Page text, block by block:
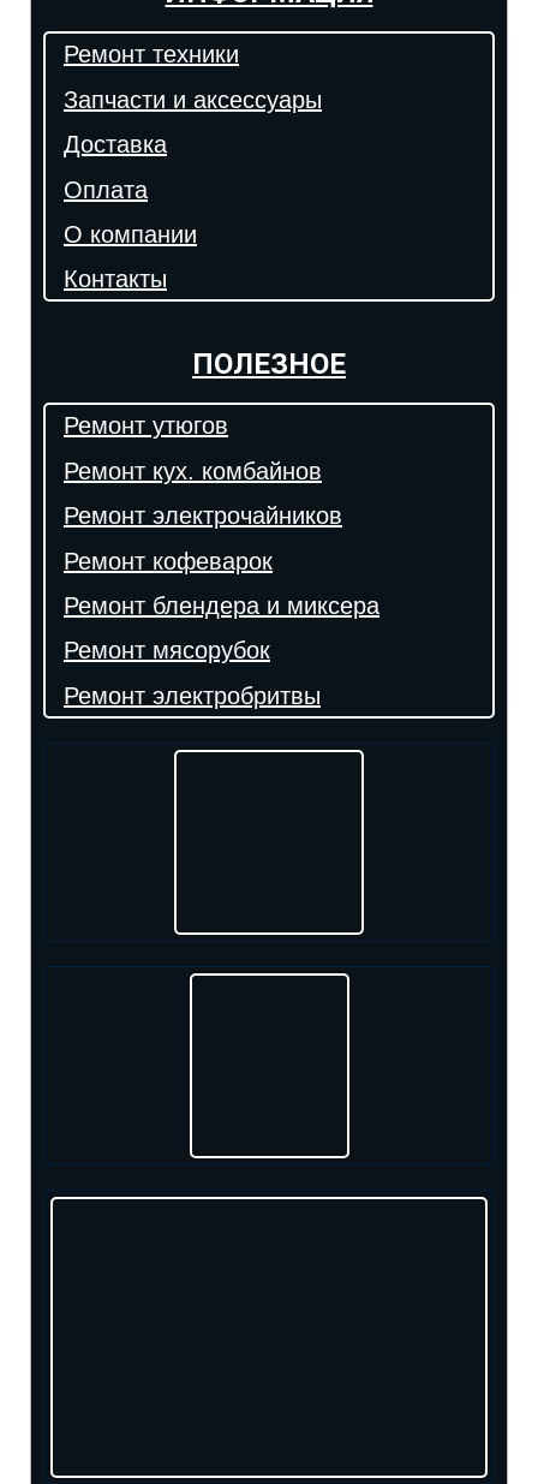
Ремонт техники
Запчасти и аксессуары
Доставка
Оплата
О компании
Контакты
ПОЛЕЗНОЕ
Ремонт утюгов
Ремонт кух. комбайнов
Ремонт электрочайников
Ремонт кофеварок
Ремонт блендера и миксера
Ремонт мясорубок
Ремонт электробритвы